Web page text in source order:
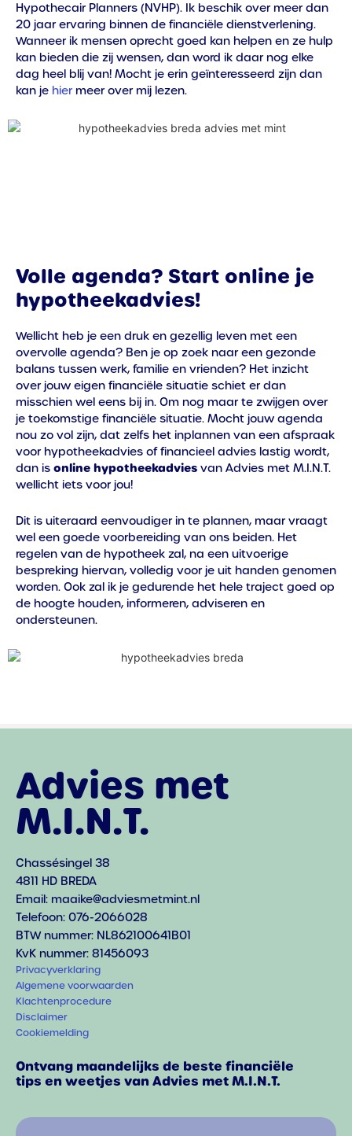
Hypothecair Planners (NVHP). Ik beschik over meer dan
20 jaar ervaring binnen de financiële dienstverlening.
Wanneer ik mensen oprecht goed kan helpen en ze hulp
kan bieden die zij wensen, dan word ik daar nog elke
dag heel blij van! Mocht je erin geïnteresseerd zijn dan
kan je hier meer over mij lezen.
Volle agenda? Start online je
hypotheekadvies!
Wellicht heb je een druk en gezellig leven met een
overvolle agenda? Ben je op zoek naar een gezonde
balans tussen werk, familie en vrienden? Het inzicht
over jouw eigen financiële situatie schiet er dan
misschien wel eens bij in. Om nog maar te zwijgen over
je toekomstige financiële situatie. Mocht jouw agenda
nou zo vol zijn, dat zelfs het inplannen van een afspraak
voor hypotheekadvies of financieel advies lastig wordt,
dan is online hypotheekadvies van Advies met M.I.N.T.
wellicht iets voor jou!
Dit is uiteraard eenvoudiger in te plannen, maar vraagt
wel een goede voorbereiding van ons beiden. Het
regelen van de hypotheek zal, na een uitvoerige
bespreking hiervan, volledig voor je uit handen genomen
worden. Ook zal ik je gedurende het hele traject goed op
de hoogte houden, informeren, adviseren en
ondersteunen.
Advies met
M.I.N.T.
Chassésingel 38
4811 HD BREDA
Email: maaike@adviesmetmint.nl
Telefoon: 076-2066028
BTW nummer: NL862100641B01
KvK nummer: 81456093
Privacyverklaring
Algemene voorwaarden
Klachtenprocedure
Disclaimer
Cookiemelding
Ontvang maandelijks de beste financiële
tips en weetjes van Advies met M.I.N.T.